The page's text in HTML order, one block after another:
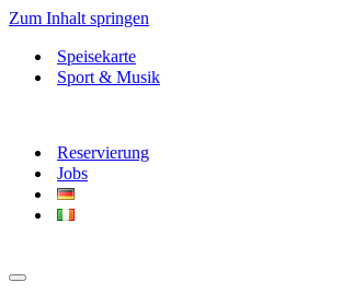
Zum Inhalt springen
Speisekarte
Sport & Musik
Reservierung
Jobs
Navigationsmenü